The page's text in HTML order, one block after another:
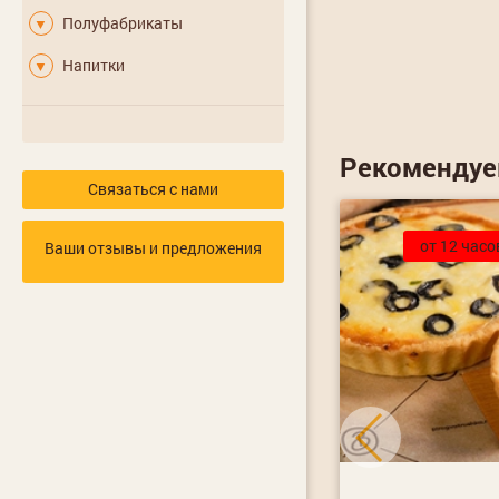
▼ Полуфабрикаты
▼ Напитки
Связаться с нами
Ваши отзывы и предложения от 12